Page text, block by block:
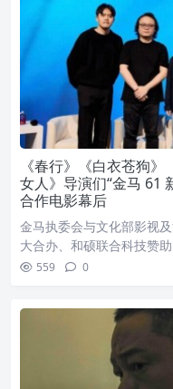
《春行》《白衣苍狗
女人》导演们“金马 61
合作电影幕后
金马执委会与文化部影视
大合办、和硕联合科技赞
559 0